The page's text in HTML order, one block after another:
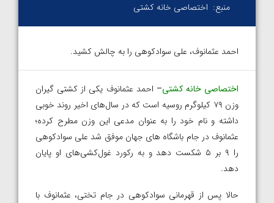
منبع: اختصاصی خانه کشتی
احمد عثمانوف، علی سوادکوهی را به چالش کشید.
اختصاصی خانه کشتی– احمد عثمانوف یکی از کشتی گیران
وزن ۷۹ کیلوگرم روسیه است که در سال‌های اخیر روند خوبی
داشته و نام خود را به عنوان مدعی این وزن مطرح کرده؛
عثمانوف در جام باشگاه های جهان موفق شد علی سوادکوهی
را ۹ بر ۵ شکست دهد و به رکورد غول‌کشی‌های او پایان
دهد.
حالا پس از قهرمانی سوادکوهی در جام تختی، عثمانوف با